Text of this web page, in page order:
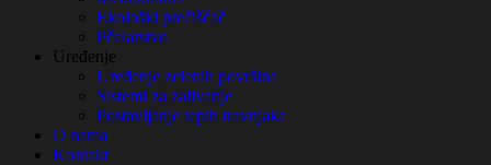
Ekološki prečišćač
Pčelarstvo
Uređenje
Uređenje zelenih površina
Sistemi za zalivanje
Postavljanje tepih travnjaka
O nama
Kontakt